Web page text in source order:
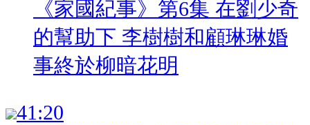
《家國紀事》第6集 在劉少奇
的幫助下 李樹樹和顧琳琳婚
事終於柳暗花明
: